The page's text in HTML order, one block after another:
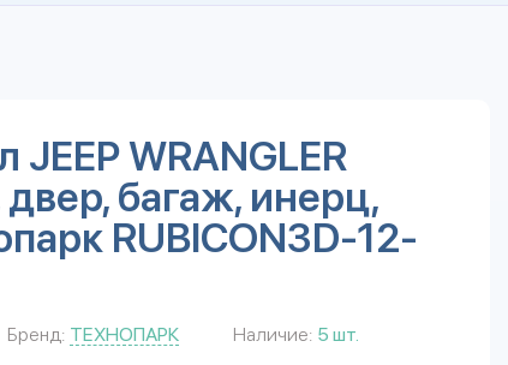
WRANGLER
двер, багаж, инерц,
RUBICON3D-12-
Бренд: ТЕХНОПАРК Наличие: 5 шт.